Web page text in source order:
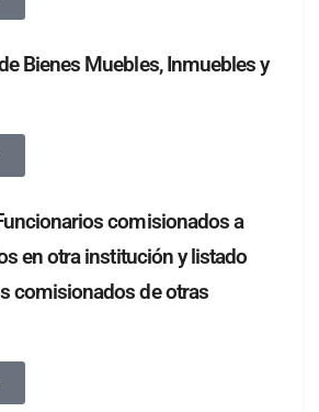
Bienes Muebles, Inmuebles y
comisionados a
en otra institución y listado
comisionados de otras